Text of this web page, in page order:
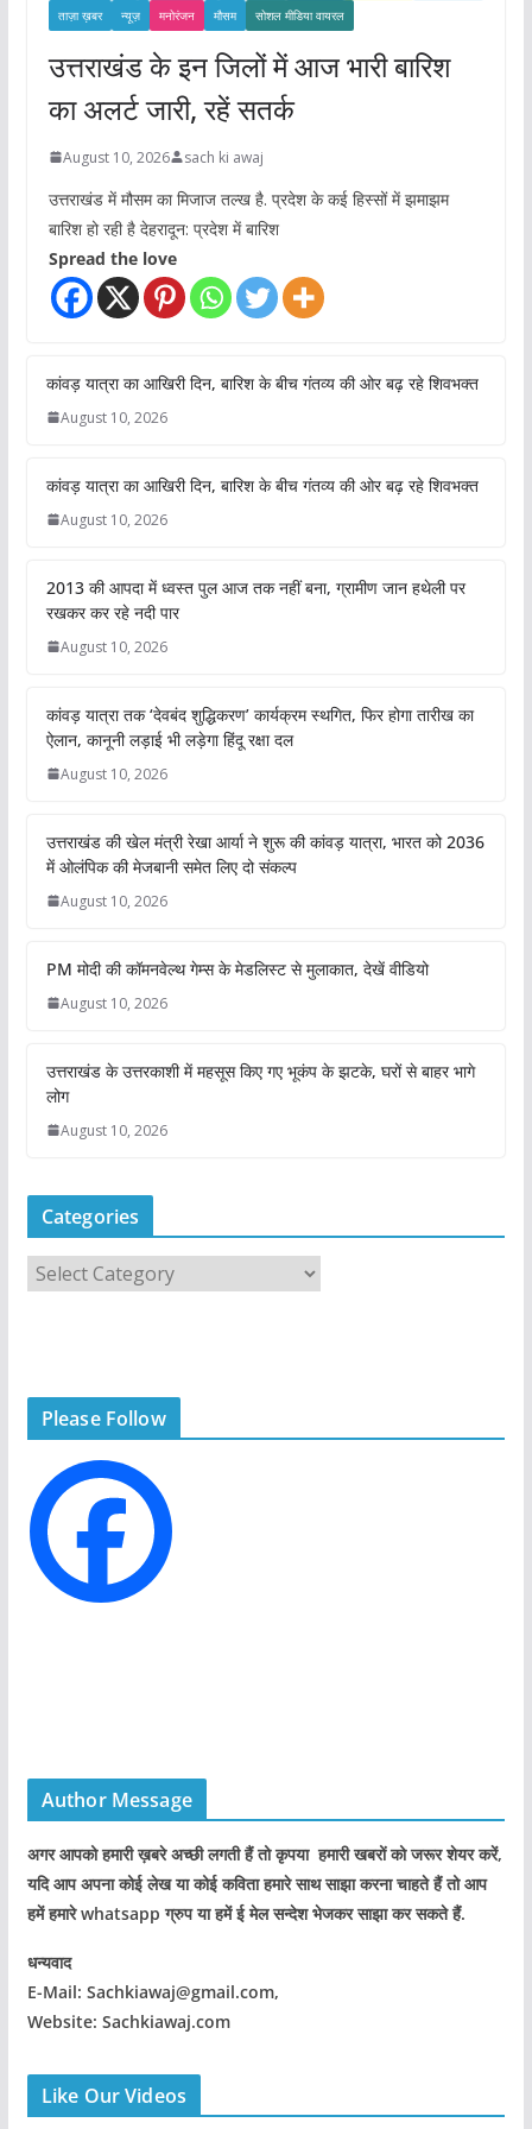
ताज़ा ख़बर
न्यूज़ मनोरंजन मौसम सोशल मीडिया वायरल
उत्तराखंड के इन जिलों में आज भारी बारिश
का अलर्ट जारी, रहें सतर्क
August 10, 2026 sach ki awaj
उत्तराखंड में मौसम का मिजाज तल्ख है. प्रदेश के कई हिस्सों में झमाझम
बारिश हो रही है देहरादून: प्रदेश में बारिश
Spread the love
कांवड़ यात्रा का आखिरी दिन, बारिश के बीच गंतव्य की ओर बढ़ रहे शिवभक्त
August 10, 2026
कांवड़ यात्रा का आखिरी दिन, बारिश के बीच गंतव्य की ओर बढ़ रहे शिवभक्त
August 10, 2026
2013 की आपदा में ध्वस्त पुल आज तक नहीं बना, ग्रामीण जान हथेली पर
रखकर कर रहे नदी पार
August 10, 2026
कांवड़ यात्रा तक ‘देवबंद शुद्धिकरण’ कार्यक्रम स्थगित, फिर होगा तारीख का
ऐलान, कानूनी लड़ाई भी लड़ेगा हिंदू रक्षा दल
August 10, 2026
उत्तराखंड की खेल मंत्री रेखा आर्या ने शुरू की कांवड़ यात्रा, भारत को 2036
में ओलंपिक की मेजबानी समेत लिए दो संकल्प
August 10, 2026
PM मोदी की कॉमनवेल्थ गेम्स के मेडलिस्ट से मुलाकात, देखें वीडियो
August 10, 2026
उत्तराखंड के उत्तरकाशी में महसूस किए गए भूकंप के झटके, घरों से बाहर भागे
लोग
August 10, 2026
Categories
a
r
e
s
Please Follow
Author Message
अगर आपको हमारी ख़बरे अच्छी लगती हैं तो कृपया हमारी खबरों को जरूर शेयर करें,
यदि आप अपना कोई लेख या कोई कविता हमारे साथ साझा करना चाहते हैं तो आप
हमें हमारे whatsapp ग्रुप या हमें ई मेल सन्देश भेजकर साझा कर सकते हैं.
धन्यवाद
E-Mail: Sachkiawaj@gmail.com,
Website: Sachkiawaj.com
Like Our Videos